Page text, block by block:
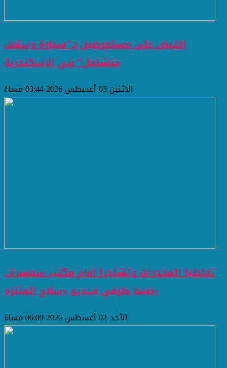
القبض على مستعرضين بـ"سيارة وسقف
منشتعل" في الإسكندرية
الاثنين 03 أغسطس 2026 03:44 مساءً
تعاطيا المخدرات وتشاجرا أمام مكتب سمسرة..
ضبط طرفي فيديو «سلاح المنتزه»
الأحد 02 أغسطس 2026 06:09 مساءً